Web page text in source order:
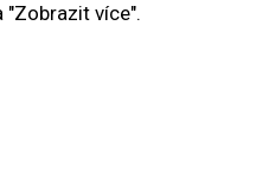
"Zobrazit více".